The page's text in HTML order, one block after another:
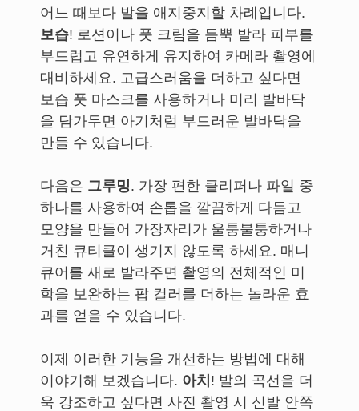
어느 때보다 발을 애지중지할 차례입니다.
보습! 로션이나 풋 크림을 듬뿍 발라 피부를
부드럽고 유연하게 유지하여 카메라 촬영에
대비하세요. 고급스러움을 더하고 싶다면
보습 풋 마스크를 사용하거나 미리 발바닥
을 담가두면 아기처럼 부드러운 발바닥을
만들 수 있습니다.
다음은 그루밍. 가장 편한 클리퍼나 파일 중
하나를 사용하여 손톱을 깔끔하게 다듬고
모양을 만들어 가장자리가 울퉁불퉁하거나
거친 큐티클이 생기지 않도록 하세요. 매니
큐어를 새로 발라주면 촬영의 전체적인 미
학을 보완하는 팝 컬러를 더하는 놀라운 효
과를 얻을 수 있습니다.
이제 이러한 기능을 개선하는 방법에 대해
이야기해 보겠습니다. 아치 ! 발의 곡선을 더
욱 강조하고 싶다면 사진 촬영 시 신발 안쪽